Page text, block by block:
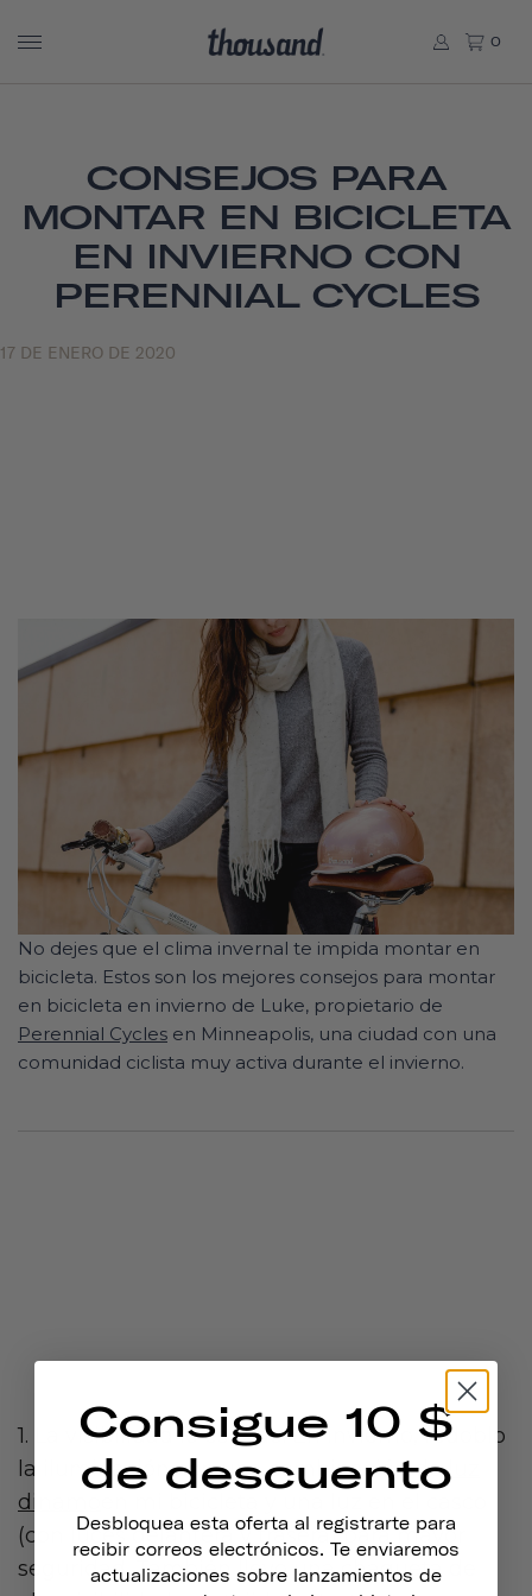
0
CONSEJOS PARA
MONTAR EN BICICLETA
EN INVIERNO CON
PERENNIAL CYCLES
17 DE ENERO DE 2020
No dejes que el clima invernal te impida montar en
bicicleta. Estos son los mejores consejos para montar
en bicicleta en invierno de Luke, propietario de
Perennial Cycles en Minneapolis, una ciudad con una
comunidad ciclista muy activa durante el invierno.
1. La visibilidad lo es todo. En invierno, redoblo
la iluminación con una combinación deluz
dinamo
(con luces delantera y trasera) para mayor
seguridad. También llevo una chaqueta de
Consigue 10 $
de descuento
Desbloquea esta oferta al registrarte para
recibir correos electrónicos. Te enviaremos
actualizaciones sobre lanzamientos de